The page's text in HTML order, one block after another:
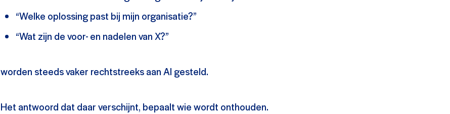
“Welke oplossing past bij mijn organisatie?”
“Wat zijn de voor- en nadelen van X?”
worden steeds vaker rechtstreeks aan AI gesteld.
Het antwoord dat daar verschijnt, bepaalt wie wordt onthouden.